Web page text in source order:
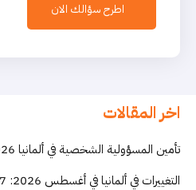
اطرح سؤالك الان
اخر المقالات
تأمين المسؤولية الشخصية في ألمانيا 2026: دليل Privathaftpflicht
التغييرات في ألمانيا في أغسطس 2026: 7 قوانين تهمك